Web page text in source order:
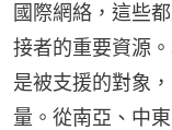
國際網絡，這些
接者的重要資源
是被支援的對象
量。從南亞、中